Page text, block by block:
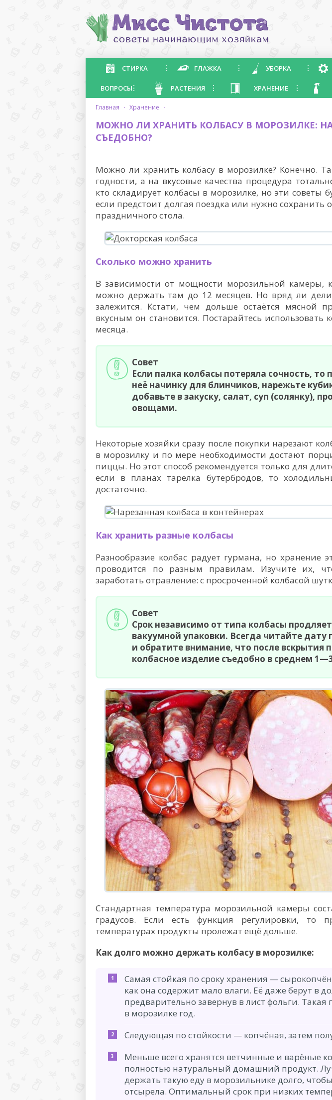
СТИРКА ГЛАЖКА УБОРКА
ВОПРОСЫ РАСТЕНИЯ ХРАНЕНИЕ
главная · хранение ·
МОЖНО ЛИ ХРАНИТЬ КОЛБАСУ В МОРОЗИЛКЕ:
СЪЕДОБНО?
Можно ли хранить колбасу в морозилке? Конечно.
годности, а на вкусовые качества процедура
кто складирует колбасы в морозилке, но эти советы
если предстоит долгая поездка или нужно сохранить
праздничного стола.
Сколько можно хранить
В зависимости от мощности морозильной камеры,
можно держать там до 12 месяцев. Но вряд ли
залежится. Кстати, чем дольше остаётся мясной
вкусным он становится. Постарайтесь использовать
месяца.
Совет
Если палка колбасы потеряла сочность, то
неё начинку для блинчиков, нарежьте
добавьте в закуску, салат, суп (солянку),
овощами.
Некоторые хозяйки сразу после покупки нарезают
в морозилку и по мере необходимости достают
пиццы. Но этот способ рекомендуется только для
если в планах тарелка бутербродов, то
достаточно.
Как хранить разные колбасы
Разнообразие колбас радует гурмана, но хранение
проводится по разным правилам. Изучите их,
заработать отравление: с просроченной колбасой
Совет
Срок независимо от типа колбасы
вакуумной упаковки. Всегда читайте дату
и обратите внимание, что после вскрытия
колбасное изделие съедобно в среднем
Стандартная температура морозильной камеры
градусов. Если есть функция регулировки, то
температурах продукты пролежат ещё дольше.
Как долго можно держать колбасу в морозилке:
Самая стойкая по сроку хранения —
как она содержит мало влаги. Её даже берут в
предварительно завернув в лист фольги. Такая
в морозилке год.
Следующая по стойкости — копчёная, затем
Меньше всего хранятся ветчинные и варёные
полностью натуральный домашний продукт.
держать такую еду в морозильнике долго,
отсырела. Оптимальный срок при низких